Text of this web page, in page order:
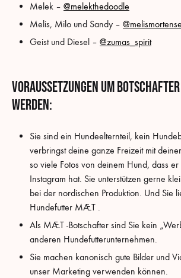
Melek – @melekthedoodle
Melis, Milo und Sandy –
Geist und Diesel – @zumas_spirit
Voraussetzungen um Botschafter
werden:
Sie sind ein Hundeelternteil, kein
verbringst deine ganze Freizeit mit
so viele Fotos von deinem Hund, dass
Instagram hat. Sie unterstützen gerne
bei der nordischen Produktion. Und Sie
Hundefutter MÆT .
Als MÆT -Botschafter sind Sie kein
anderen Hundefutterunternehmen.
Sie machen kanonisch gute Bilder und
unser Marketing verwenden können.